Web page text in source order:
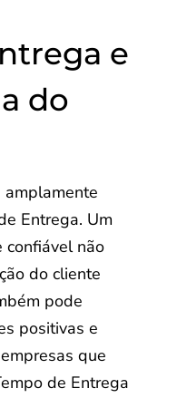
e
do
amplamente
Entrega. Um
confiável não
do cliente
pode
positivas e
que
de Entrega